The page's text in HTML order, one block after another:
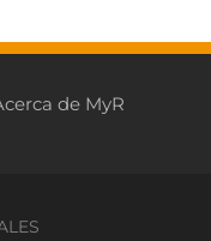
de MyR